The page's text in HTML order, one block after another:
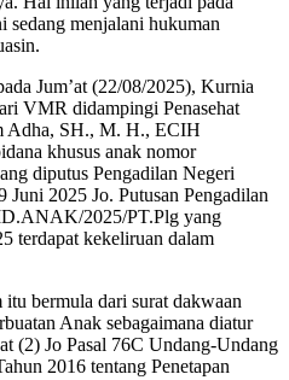
sedang menjalani hukuman
Jum’at (22/08/2025), Kurnia
VMR didampingi Penasehat
Adha, SH., M. H., ECIH
khusus anak nomor
diputus Pengadilan Negeri
Juni 2025 Jo. Putusan Pengadilan
2025/PT.Plg yang
terdapat kekeliruan dalam
bermula dari surat dakwaan
Anak sebagaimana diatur
(2) Jo Pasal 76C Undang-Undang
2016 tentang Penetapan